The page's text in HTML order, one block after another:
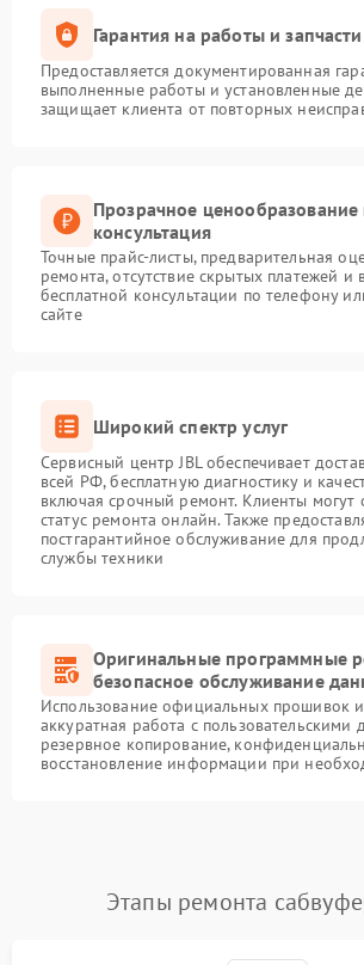
Гарантия на работы и запчасти
Предоставляется документированная
выполненные работы и установленные
защищает клиента от повторных
Прозрачное ценообразование
консультация
Точные прайс-листы, предварительная
ремонта, отсутствие скрытых платежей и
бесплатной консультации по телефону
сайте
Широкий спектр услуг
Сервисный центр JBL обеспечивает
всей РФ, бесплатную диагностику и
включая срочный ремонт. Клиенты могут
статус ремонта онлайн. Также
постгарантийное обслуживание для
службы техники
Оригинальные программные
безопасное обслуживание
Использование официальных прошивок
аккуратная работа с пользовательскими
резервное копирование,
восстановление информации при
Этапы ремонта